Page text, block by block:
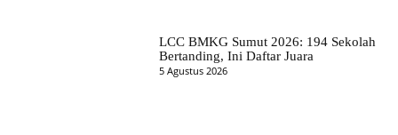
LCC BMKG Sumut 2026: 194 Sekolah
Bertanding, Ini Daftar Juara
5 Agustus 2026